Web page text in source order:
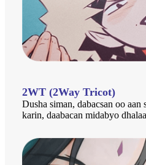
2WT (2Way Tricot)
Dusha siman, dabacsan oo
karin, daabacan midabyo